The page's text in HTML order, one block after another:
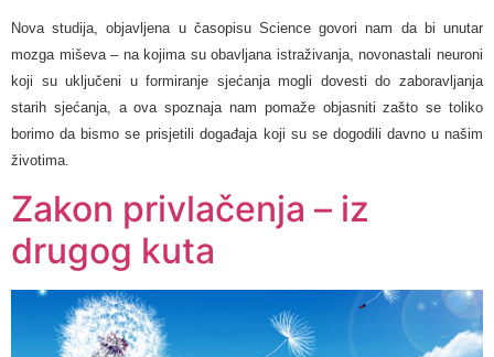
Nova studija, objavljena u časopisu Science govori nam da bi unutar
mozga miševa – na kojima su obavljana istraživanja, novonastali neuroni
koji su uključeni u formiranje sjećanja mogli dovesti do zaboravljanja
starih sjećanja, a ova spoznaja nam pomaže objasniti zašto se toliko
borimo da bismo se prisjetili događaja koji su se dogodili davno u našim
životima.
Zakon privlačenja – iz
drugog kuta